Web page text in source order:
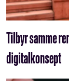
Tilbyr samme
digitalkonsept